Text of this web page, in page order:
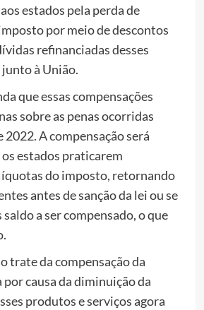
estados pela perda de
por meio de descontos
refinanciadas desses
à União.
que essas compensações
sobre as penas ocorridas
2022. A compensação será
estados praticarem
do imposto, retornando
antes de sanção da lei ou se
a ser compensado, o que
trate da compensação da
causa da diminuição da
produtos e serviços agora